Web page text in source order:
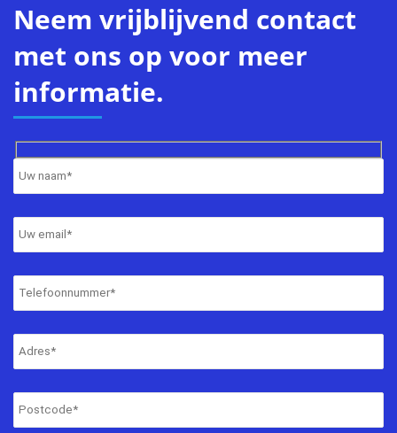
Neem vrijblijvend contact
met ons op voor meer
informatie.